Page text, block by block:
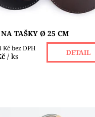
TAŠKY Ø 25 CM
Kč bez DPH
/ ks DETAIL